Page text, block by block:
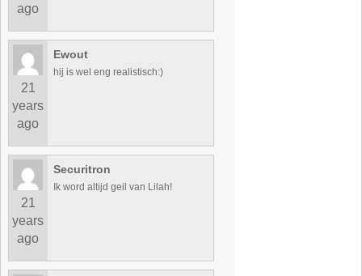
ago
21
years
ago
Ewout
hij is wel eng realistisch:)
21
years
ago
Securitron
Ik word altijd geil van Lilah!